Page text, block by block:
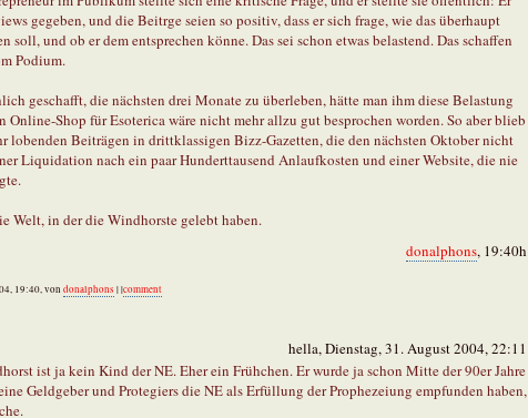
gegeben, und die Beitrge seien so positiv, dass er sich frage, wie das überhaupt
soll, und ob er dem entsprechen könne. Das sei schon etwas belastend. Das schaffen
Podium.
geschafft, die nächsten drei Monate zu überleben, hätte man ihm diese Belastung
Online-Shop für Esoterica wäre nicht mehr allzu gut besprochen worden. So aber blieb
lobenden Beiträgen in drittklassigen Bizz-Gazetten, die den nächsten Oktober nicht
Liquidation nach ein paar Hunderttausend Anlaufkosten und einer Website, die nie
Welt, in der die Windhorste gelebt haben.
donalphons, 19:40h
19:40, von donalphons | |comment
hella, Dienstag, 31. August 2004, 22:11
ist ja kein Kind der NE. Eher ein Frühchen. Er wurde ja schon Mitte der 90er Jahre
Geldgeber und Protegiers die NE als Erfüllung der Prophezeiung empfunden haben,